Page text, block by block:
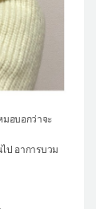
มอบอกว่าจะ
ป อาการบวม